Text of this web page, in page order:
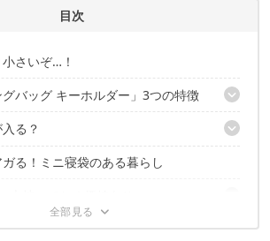
のプロフィール
目次
さいぞ…！
グバッグ キーホルダー」3つの特徴
りでクッション材の役割も！
で内部にキーホルダー付き
る？
る！ミニ寝袋のある暮らし